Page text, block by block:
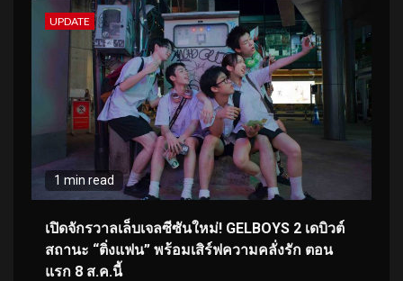
UPDATE
1 min read
เปิดจักรวาลเล็บเจลซีซันใหม่! GELBOYS 2 เดบิวต์
สถานะ “ติ่งแฟน” พร้อมเสิร์ฟความคลั่งรัก ตอน
แรก 8 ส.ค.นี้